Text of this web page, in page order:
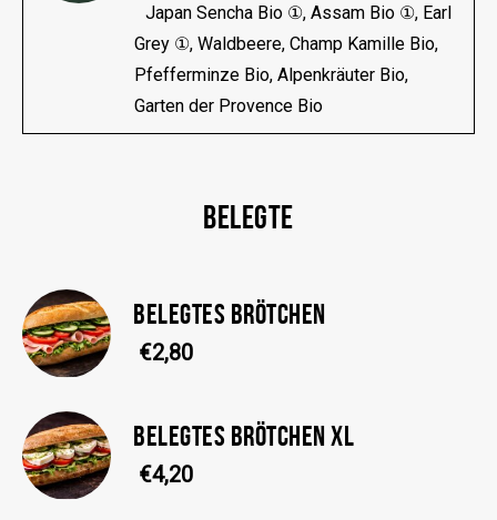
Japan Sencha Bio ①, Assam Bio ①, Earl
Grey ①, Waldbeere, Champ Kamille Bio,
Pfefferminze Bio, Alpenkräuter Bio,
Garten der Provence Bio
BELEGTE
BELEGTES BRÖTCHEN
€2,80
BELEGTES BRÖTCHEN XL
€4,20